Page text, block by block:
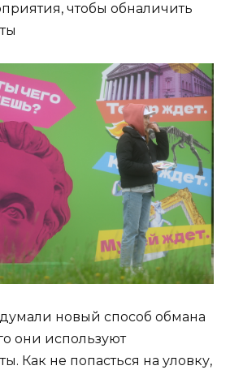
чтобы обналичить
новый способ обмана
они используют
Как не попасться на уловку,